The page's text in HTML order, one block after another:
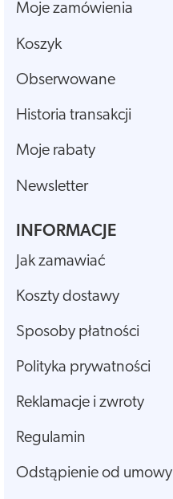
Moje zamówienia
Koszyk
Obserwowane
Historia transakcji
Moje rabaty
Newsletter
INFORMACJE
Jak zamawiać
Koszty dostawy
Sposoby płatności
Polityka prywatności
Reklamacje i zwroty
Regulamin
Odstąpienie od umowy